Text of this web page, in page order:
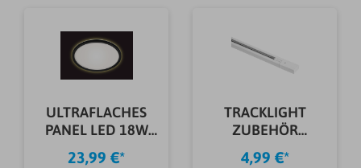
ULTRAFLACHES
PANEL LED 18W
SCHWARZ RUND
23,99 €*
TRACKLIGHT
ZUBEHÖR
VERBINDER WEIß
4,99 €*